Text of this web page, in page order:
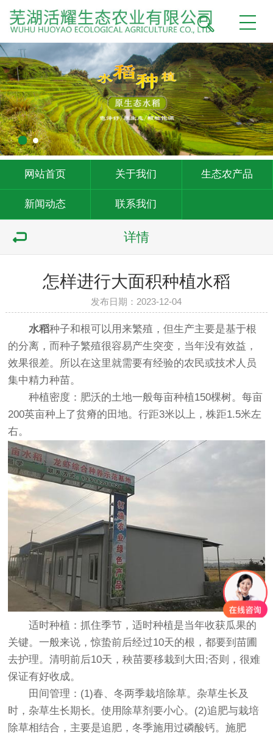
网站首页 关于我们 生态农产品
新闻动态 联系我们
详情
怎样进行大面积种植水稻
发布日期：2023-12-04
水稻种子和根可以用来繁殖，但生产主要是基于根
的分离，而种子繁殖很容易产生突变，当年没有效益，
效果很差。所以在这里就需要有经验的农民或技术人员
集中精力种苗。
种植密度：肥沃的土地一般每亩种植150棵树。每亩
200英亩种上了贫瘠的田地。行距3米以上，株距1.5米左
右。
适时种植：抓住季节，适时种植是当年收获瓜果的
关键。一般来说，惊蛰前后经过10天的根，都要到苗圃
去护理。清明前后10天，秧苗要移栽到大田;否则，很难
保证有好收成。
田间管理：(1)春、冬两季栽培除草。杂草生长及
时，杂草生长期长。使用除草剂要小心。(2)追肥与栽培
除草相结合，主要是追肥，冬季施用过磷酸钙。施肥